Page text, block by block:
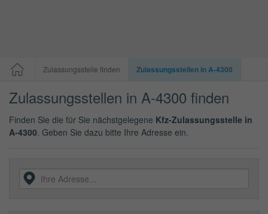
Zulassungsstelle finden Zulassungsstellen in A-4300
Zulassungsstellen in A-4300 finden
Finden Sie die für Sie nächstgelegene Kfz-Zulassungsstelle in
A-4300. Geben Sie dazu bitte Ihre Adresse ein.